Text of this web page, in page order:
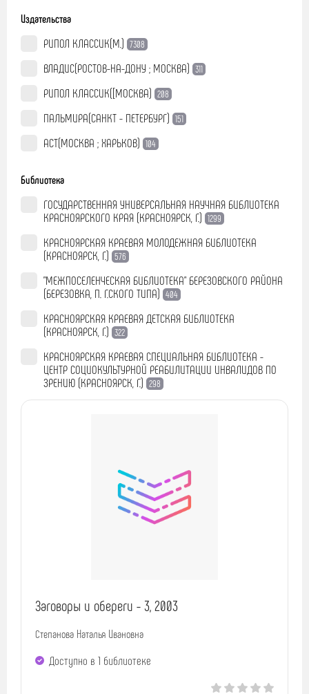
Издательства
РИПОЛ КЛАССИК(М.) 7308
ВЛАДИС(РОСТОВ-НА-ДОНУ ; МОСКВА) 311
РИПОЛ КЛАССИК([МОСКВА) 208
ПАЛЬМИРА(САНКТ - ПЕТЕРБУРГ) 151
АСТ(МОСКВА ; ХАРЬКОВ) 104
Библиотека
ГОСУДАРСТВЕННАЯ УНИВЕРСАЛЬНАЯ НАУЧНАЯ БИБЛИОТЕКА
КРАСНОЯРСКОГО КРАЯ (КРАСНОЯРСК, Г.) 1299
КРАСНОЯРСКАЯ КРАЕВАЯ МОЛОДЕЖНАЯ БИБЛИОТЕКА
(КРАСНОЯРСК, Г.) 576
"МЕЖПОСЕЛЕНЧЕСКАЯ БИБЛИОТЕКА" БЕРЕЗОВСКОГО РАЙОНА
(БЕРЕЗОВКА, П. Г.СКОГО ТИПА) 404
КРАСНОЯРСКАЯ КРАЕВАЯ ДЕТСКАЯ БИБЛИОТЕКА
(КРАСНОЯРСК, Г.) 322
КРАСНОЯРСКАЯ КРАЕВАЯ СПЕЦИАЛЬНАЯ БИБЛИОТЕКА -
ЦЕНТР СОЦИОКУЛЬТУРНОЙ РЕАБИЛИТАЦИИ ИНВАЛИДОВ ПО
ЗРЕНИЮ (КРАСНОЯРСК, Г.) 298
Заговоры и обереги - 3, 2003
Степанова Наталья Ивановна
Доступно в 1 библиотекe